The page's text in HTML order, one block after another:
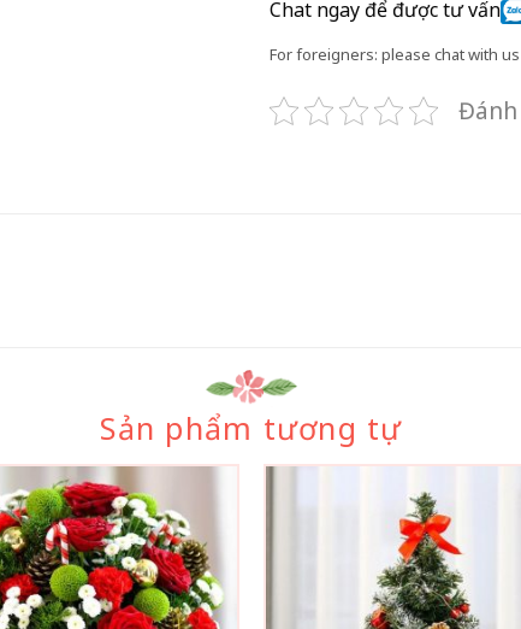
Chat ngay để được tư vấn
For foreigners: please chat with us
Đánh
Sản phẩm tương tự